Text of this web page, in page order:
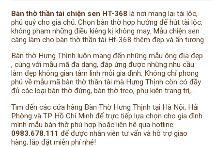
Bàn thờ thần tài chiện sen HT-368 là nơi mang lại tài lộc,
phú quý cho gia chủ. Chọn bàn thờ hợp hướng để hút tài lộc,
không phạm những điều kiêng kị không may. Mẫu chiện sen
càng làm cho bàn thờ thần tài Ht-368 thêm đẹp và ấn tượng.
Bàn thờ Hưng Thịnh luôn mang đến những mẫu ông địa đẹp
, cùng với mẫu mã đa dạng, đáp ứng được những nhu cầu
làm đẹp không gian tâm linh mỗi gia đình. Không chỉ phong
phú về mẫu mã bàn thờ thần tài mà Hưng Thịnh còn có đầy
đủ các loại bàn thờ đứng, bàn thờ treo, phụ kiện trang trí,…
Tìm đến các cửa hàng Bàn Thờ Hưng Thịnh tại Hà Nội, Hải
Phòng và TP Hồ Chí Minh để trực tiếp lựa chọn cho gia đình
mình mẫu bàn thờ phù hợp hoặc liên hệ qua hotline
0983.678.111 để được nhân viên tư vấn và hỗ trợ giao
hàng, lắp đặt miễn phí nhé!